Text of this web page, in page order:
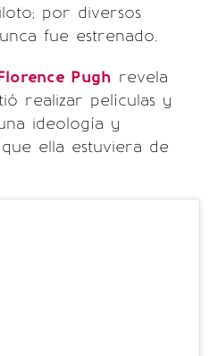
por diversos
fue estrenado.
Pugh revela
realizar películas y
ideología y
ella estuviera de